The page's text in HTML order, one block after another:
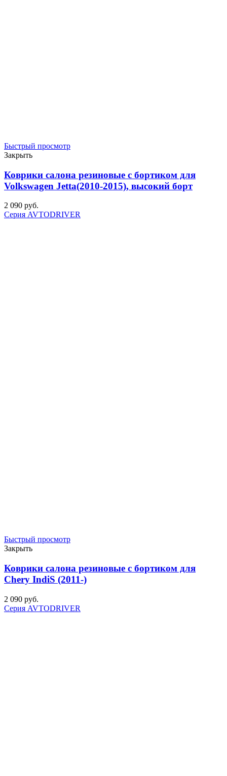
Быстрый просмотр
Закрыть
Коврики салона резиновые с бортиком для
Volkswagen Jetta(2010-2015), высокий борт
2 090 руб.
Серия AVTODRIVER
Быстрый просмотр
Закрыть
Коврики салона резиновые с бортиком для
Chery IndiS (2011-)
2 090 руб.
Серия AVTODRIVER